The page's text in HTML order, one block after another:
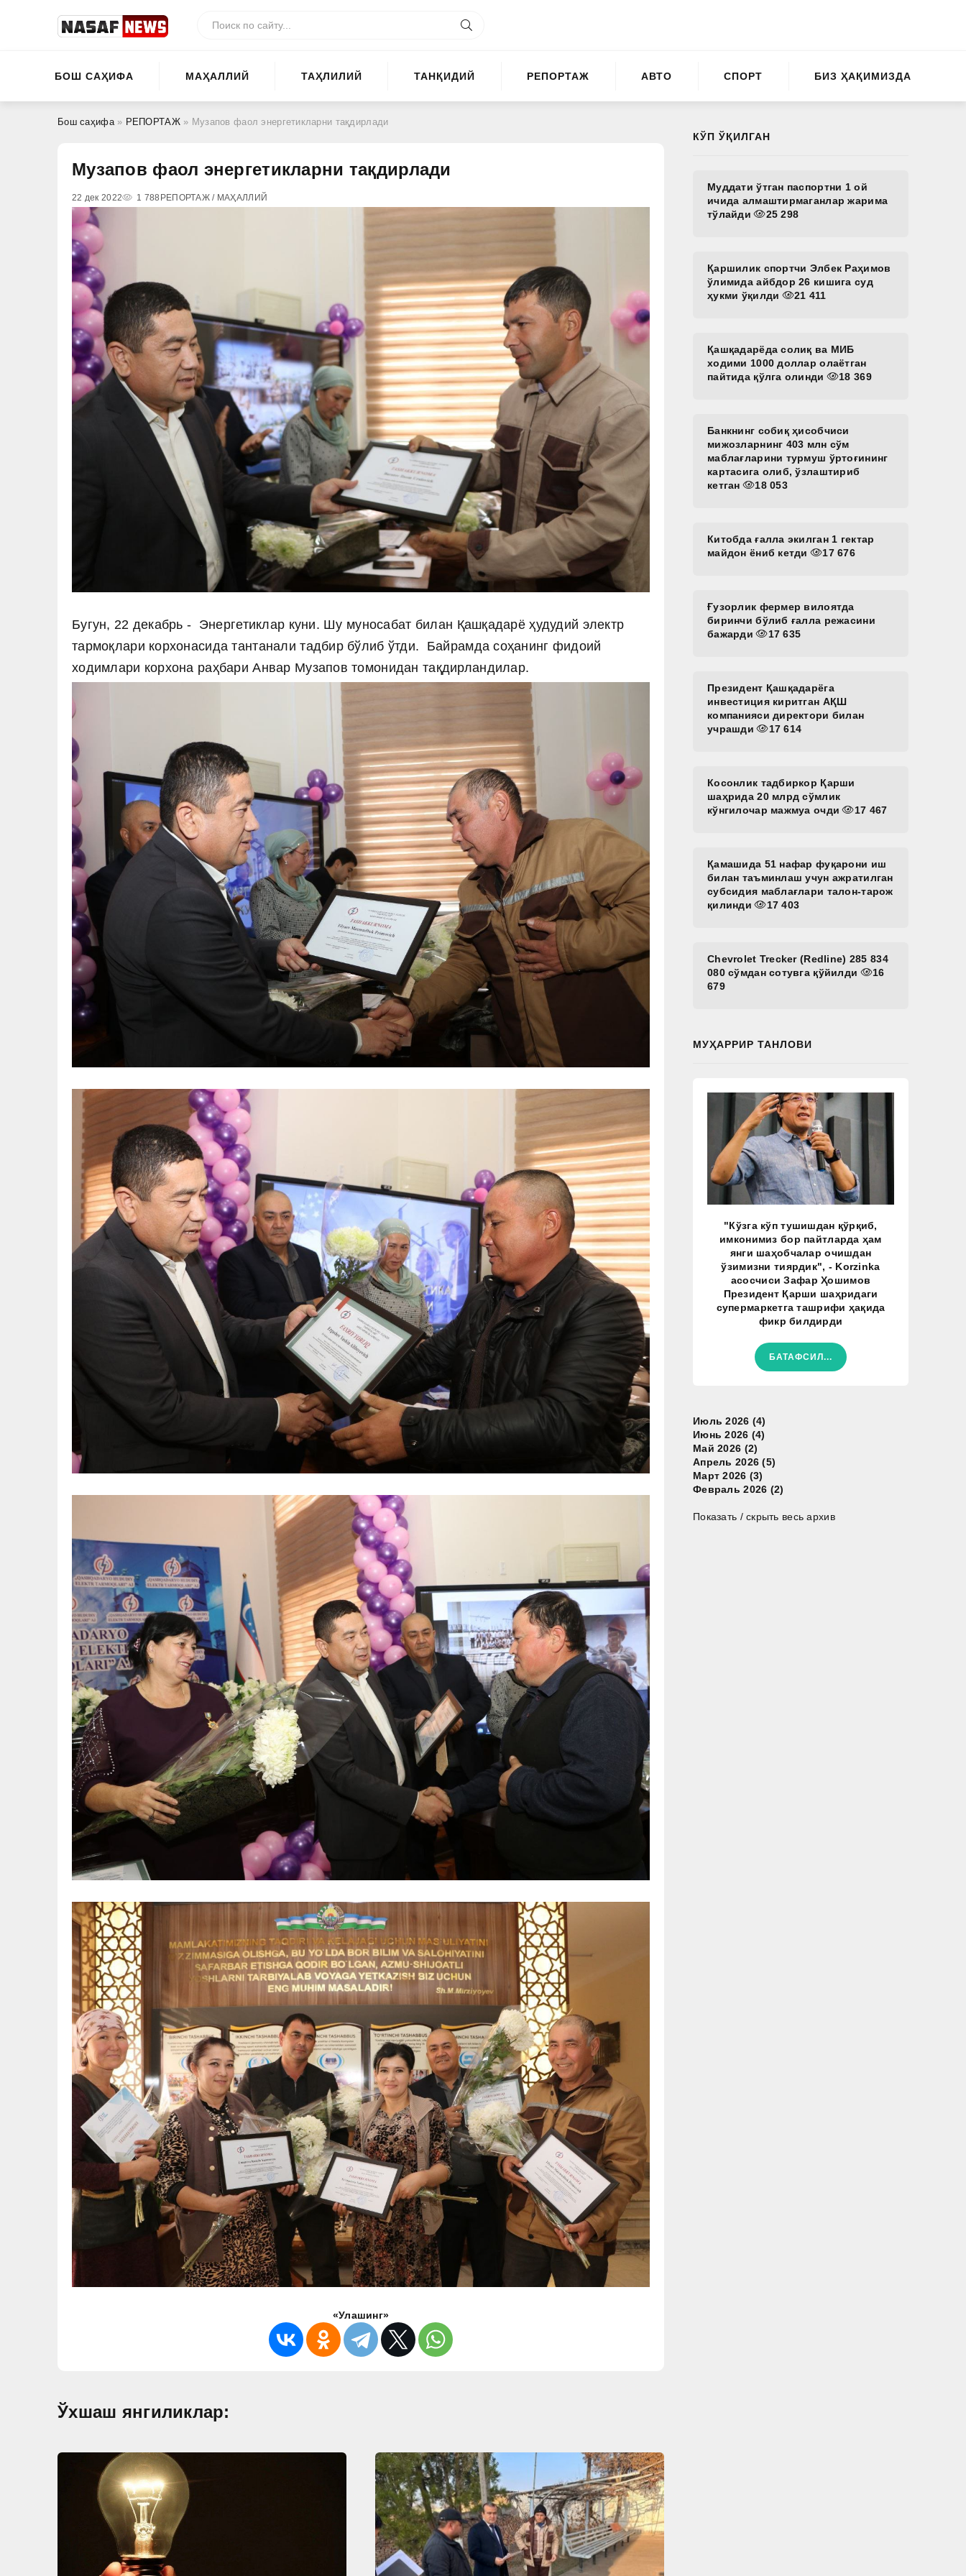
БОШ САҲИФА МАҲАЛЛИЙ ТАҲЛИЛИЙ ТАНҚИДИЙ РЕПОРТАЖ АВТО СПОРТ БИЗ ҲАҚИМИЗДА
Бош саҳифа» РЕПОРТАЖ» Музапов фаол энергетикларни тақдирлади
Музапов фаол энергетикларни тақдирлади
22 дек 2022 1 788 РЕПОРТАЖ / МАҲАЛЛИЙ
Бугун, 22 декабрь - Энергетиклар куни. Шу муносабат билан Қашқадарё ҳудудий электр
тармоқлари корхонасида тантанали тадбир бўлиб ўтди. Байрамда соҳанинг фидоий
ходимлари корхона раҳбари Анвар Музапов томонидан тақдирландилар.
«Улашинг»
Ўхшаш янгиликлар:
КЎП ЎҚИЛГАН
Муддати ўтган паспортни 1 ой
ичида алмаштирмаганлар жарима
тўлайди
25 298
Қаршилик спортчи Элбек Раҳимов
ўлимида айбдор 26 кишига суд
ҳукми ўқилди
21 411
Қашқадарёда солиқ ва МИБ
ходими 1000 доллар олаётган
пайтида қўлга олинди
18 369
Банкнинг собиқ ҳисобчиси
мижозларнинг 403 млн сўм
маблағларини турмуш ўртоғининг
картасига олиб, ўзлаштириб
кетган
18 053
Китобда ғалла экилган 1 гектар
майдон ёниб кетди
17 676
Ғузорлик фермер вилоятда
биринчи бўлиб ғалла режасини
бажарди
17 635
Президент Қашқадарёга
инвестиция киритган АҚШ
компанияси директори билан
учрашди
17 614
Косонлик тадбиркор Қарши
шаҳрида 20 млрд сўмлик
кўнгилочар мажмуа очди
17 467
Қамашида 51 нафар фуқарони иш
билан таъминлаш учун ажратилган
субсидия маблағлари талон-тарож
қилинди
17 403
Chevrolet Trecker (Redline) 285 834
080 сўмдан сотувга қўйилди
16
679
МУҲАРРИР ТАНЛОВИ
"Кўзга кўп тушишдан қўрқиб,
имконимиз бор пайтларда ҳам
янги шаҳобчалар очишдан
ўзимизни тиярдик", - Korzinka
асосчиси Зафар Ҳошимов
Президент Қарши шаҳридаги
супермаркетга ташрифи ҳақида
фикр билдирди
БАТАФСИЛ...
Июль 2026 (4)
Июнь 2026 (4)
Май 2026 (2)
Апрель 2026 (5)
Март 2026 (3)
Февраль 2026 (2)
Показать / скрыть весь архив